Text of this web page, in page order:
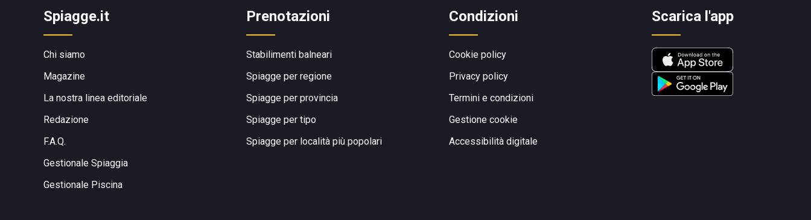
Spiagge.it
Chi siamo
Magazine
La nostra linea editoriale
Redazione
F.A.Q.
Gestionale Spiaggia
Gestionale Piscina
Prenotazioni
Stabilimenti balneari
Spiagge per regione
Spiagge per provincia
Spiagge per tipo
Spiagge per località più popolari
Condizioni
Cookie policy
Privacy policy
Termini e condizioni
Gestione cookie
Accessibilità digitale
Scarica l'app